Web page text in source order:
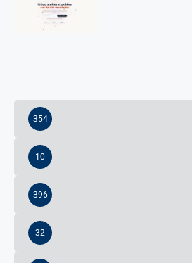
354
10
396
32